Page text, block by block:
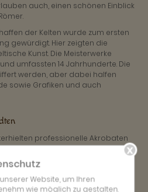
auch, einen schönen Einblick
der Kelten wurde zum ersten
gewürdigt. Hier zeigten die
Kunst. Die Meisterwerke
umfassten 14 Jahrhunderte. Die
werden, aber dabei halfen
sowie Grafiken und auch
professionelle Akrobaten
auf den Straßen. Die Frauen
trugen schmale Gürtel, die ihre
trug Bernsteinperlen. Bei der
schwere Armbänder und
Website, um Ihren
wie möglich zu gestalten.